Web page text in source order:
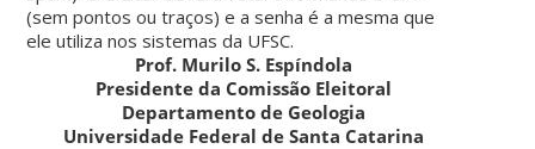
(sem pontos ou traços) e a senha é a mesma que
ele utiliza nos sistemas da UFSC.
Prof. Murilo S. Espíndola
Presidente da Comissão Eleitoral
Departamento de Geologia
Universidade Federal de Santa Catarina